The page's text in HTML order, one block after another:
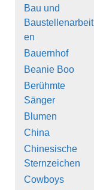
Bau und
Baustellenarbeit
en
Bauernhof
Beanie Boo
Berühmte
Sänger
Blumen
China
Chinesische
Sternzeichen
Cowboys